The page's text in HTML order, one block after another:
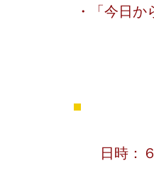
・「今日か
日時：